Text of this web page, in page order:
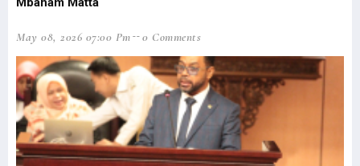
May 08, 2026 07:00 Pm 0 Comments